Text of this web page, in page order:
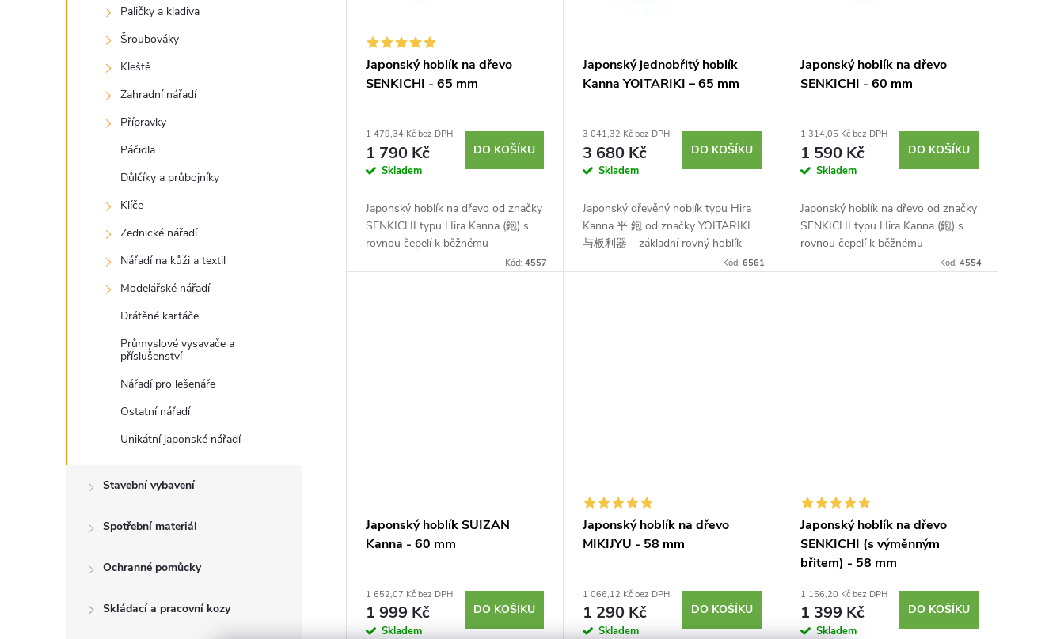
Paličky a kladiva
Šroubováky
Kleště
Zahradní nářadí
Přípravky
Páčidla
Důlčíky a průbojníky
Klíče
Zednické nářadí
Nářadí na kůži a textil
Modelářské nářadí
Drátěné kartáče
Průmyslové vysavače a
příslušenství
Nářadí pro lešenáře
Ostatní nářadí
Unikátní japonské nářadí
Stavební vybavení
Spotřební materiál
Ochranné pomůcky
Skládací a pracovní kozy
t
Japonský hoblík na dřevo
SENKICHI - 65 mm
1 479,34 Kč bez DPH
1 790 Kč
Skladem
DO KOŠÍKU
Japonský hoblík na dřevo od značky
SENKICHI typu Hira Kanna (鉋) s
rovnou čepelí k běžnému
Kód:4557
Japonský jednobřitý hoblík
Kanna YOITARIKI – 65 mm
3 041,32 Kč bez DPH
3 680 Kč
Skladem
DO KOŠÍKU
Japonský dřevěný hoblík typu Hira
Kanna 平 鉋 od značky YOITARIKI
与板利器 – základní rovný hoblík
pro základní opracování dřeva. Je
Kód: 6561
Japonský hoblík na dřevo
SENKICHI - 60 mm
1 314,05 Kč bez DPH
1 590 Kč
Skladem
DO KOŠÍKU
Japonský hoblík na dřevo od značky
SENKICHI typu Hira Kanna (鉋) s
rovnou čepelí k běžnému
Kód: 4554
Japonský hoblík SUIZAN
Kanna - 60 mm
1 652,07 Kč bez DPH
1 999 Kč
Skladem
DO KOŠÍKU
Japonský hoblík na dřevo
MIKIJYU - 58 mm
1 066,12 Kč bez DPH
1 290 Kč
Skladem
DO KOŠÍKU
Japonský hoblík na dřevo
SENKICHI (s výměnným
břitem) - 58 mm
1 156,20 Kč bez DPH
1 399 Kč
Skladem
DO KOŠÍKU